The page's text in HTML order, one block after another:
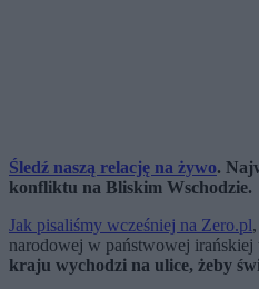
Śledź naszą relację na żywo.
konfliktu na Bliskim Wschodzie.
Jak pisaliśmy wcześniej na Zero.pl
narodowej w państwowej irańskiej
kraju wychodzi na ulice, żeby